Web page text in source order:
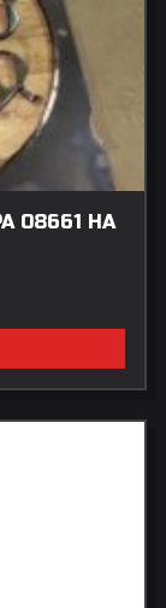
08661 НА